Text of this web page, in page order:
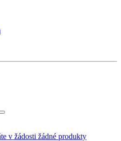
v žádosti žádné produkty